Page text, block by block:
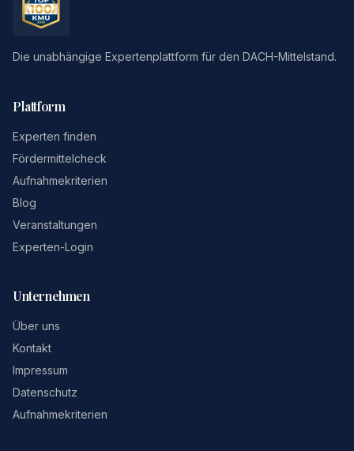
Die unabhängige Expertenplattform für den DACH-Mittelstand.
Plattform
Experten finden
Fördermittelcheck
Aufnahmekriterien
Blog
Veranstaltungen
Experten-Login
Unternehmen
Über uns
Kontakt
Impressum
Datenschutz
Aufnahmekriterien